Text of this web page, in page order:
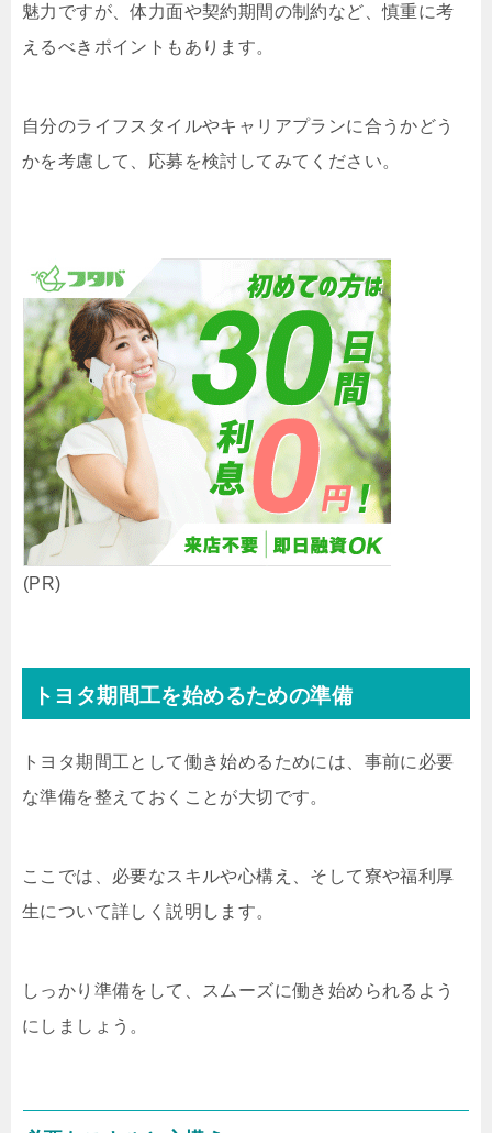
魅力ですが、体力面や契約期間の制約など、慎重に考
えるべきポイントもあります。
自分のライフスタイルやキャリアプランに合うかどう
かを考慮して、応募を検討してみてください。
(PR)
トヨタ期間工を始めるための準備
トヨタ期間工として働き始めるためには、事前に必要
な準備を整えておくことが大切です。
ここでは、必要なスキルや心構え、そして寮や福利厚
生について詳しく説明します。
しっかり準備をして、スムーズに働き始められるよう
にしましょう。